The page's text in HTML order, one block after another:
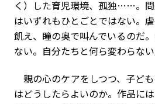
く）した育児環境、孤独……。
はいずれもひとごとではない。
飢え、瞳の奥で叫んでいるのだ
ない。自分たちと何ら変わらない
親の心のケアをしつつ、子ど
はどうしたらよいのか。作品に